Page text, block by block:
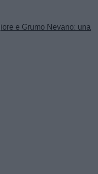
e Grumo Nevano: una